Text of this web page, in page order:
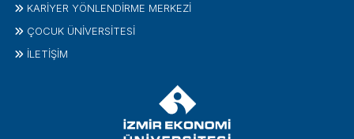
KARİYER YÖNLENDİRME MERKEZİ
ÇOCUK ÜNIVERSITESI
İLETIŞIM